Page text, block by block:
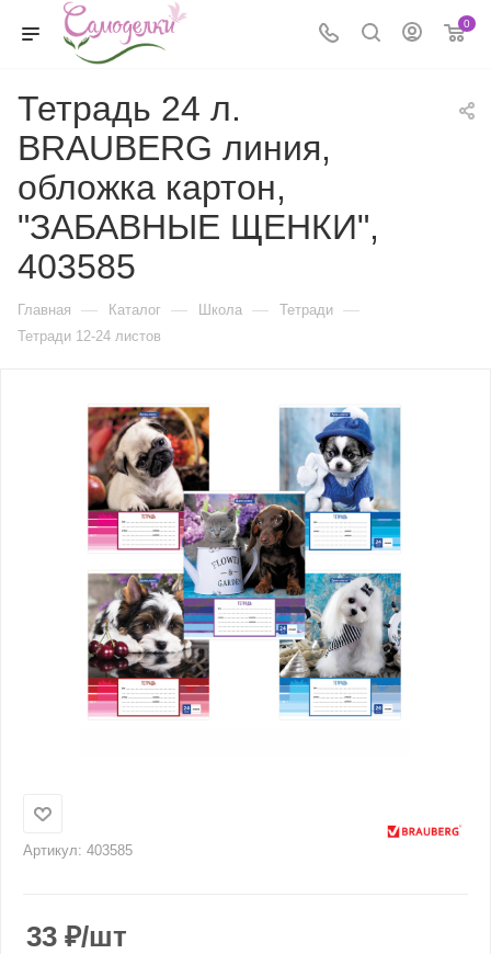
0
Тетрадь 24 л.
BRAUBERG линия,
обложка картон,
"ЗАБАВНЫЕ ЩЕНКИ",
403585
Главная — Каталог — Школа — Тетради —
Тетради 12-24 листов
Артикул: 403585
33 ₽/шт